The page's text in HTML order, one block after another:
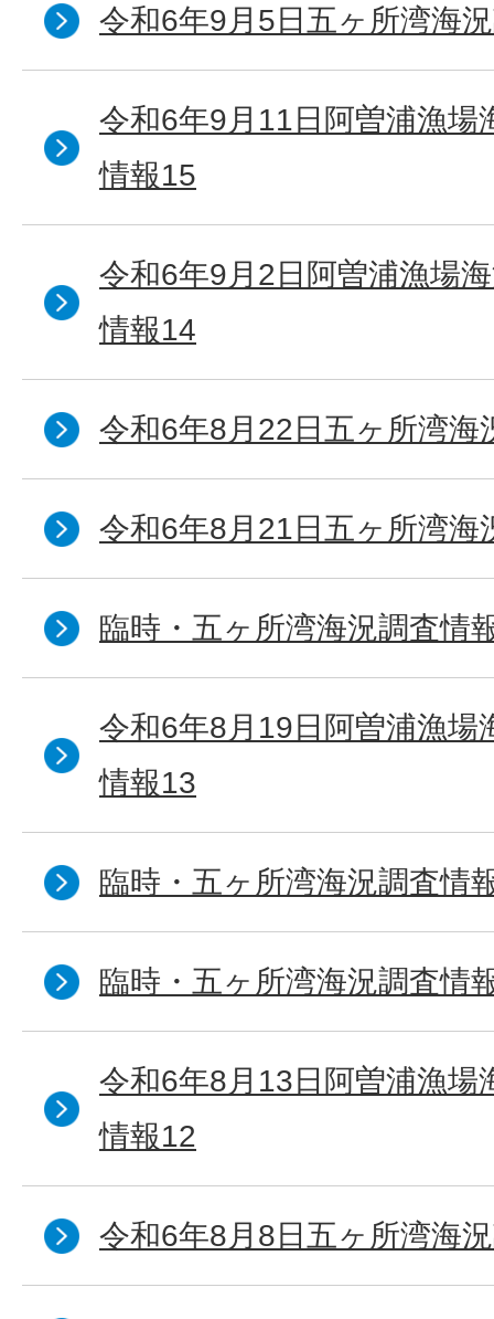
令和6年9月5日五ヶ所湾海
令和6年9月11日阿曽浦漁場
情報15
令和6年9月2日阿曽浦漁場
情報14
令和6年8月22日五ヶ所湾海
令和6年8月21日五ヶ所湾海
臨時・五ヶ所湾海況調査情
令和6年8月19日阿曽浦漁場
情報13
臨時・五ヶ所湾海況調査情
臨時・五ヶ所湾海況調査情
令和6年8月13日阿曽浦漁場
情報12
令和6年8月8日五ヶ所湾海